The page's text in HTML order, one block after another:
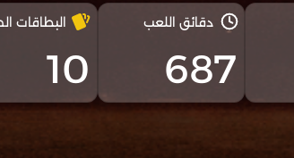
دقائق اللعب
687
البطاقات
10